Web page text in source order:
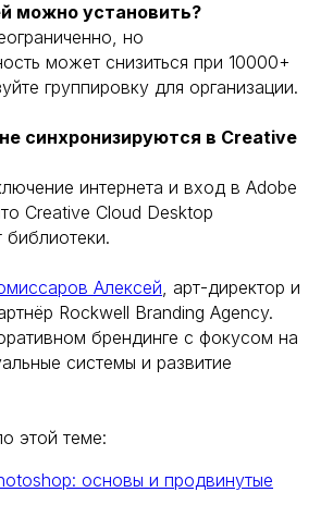
можно установить?
но
может снизиться при 10000+
группировку для организации.
синхронизируются в Creative
интернета и вход в Adobe
Creative Cloud Desktop
библиотеки.
Алексей, арт-директор и
Rockwell Branding Agency.
брендинге с фокусом на
системы и развитие
этой теме:
основы и продвинутые